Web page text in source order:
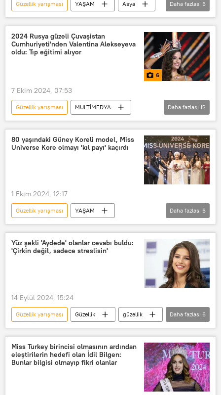
Güzellik yarışması YAŞAM
Asya
Tayland
Bangkok
Miss Grand International
Thae Su Nyein
Myanmar
Daha fazlası 6
2024 Rusya güzeli Çuvaşistan
Cumhuriyeti'nden Valentina Alekseyeva
oldu: Tıp eğitimi alıyor
6
7 Ekim 2024, 07:53
Güzellik yarışması
MULTİMEDYA
Miss Turkey
Miss America
Miss World
Miss Universe
Miss International
Rusya
Kainat Güzellik Yarışması
Daha fazlası 12
80 yaşındaki Güney Koreli model, Miss
Universe Kore olmayı 'kıl payı' kaçırdı
1 Ekim 2024, 12:17
Güzellik yarışması
YAŞAM
Asya & Pasifik
Güney Kore
Miss Universe
Kainat Güzeli Yarışması
Kainat Güzeli
Daha fazlası 6
Yüz şekli 'Aydede' olanlar cevabı buldu:
'Çirkin değil, sadece streslisin'
14 Eylül 2024, 15:24
Güzellik yarışması Güzellik
güzellik
doğal güzellik
aydede yüz
TikTok
TikTok
Sağlık
SAĞLIK
Daha fazlası 6
Miss Turkey birincisi olmasının ardından
eleştirilerin hedefi olan İdil Bilgen:
Bunlar bilgisi olmayıp fikri olanlar